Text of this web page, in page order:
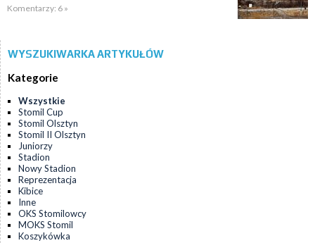
Komentarzy: 6 »
WYSZUKIWARKA ARTYKUŁÓW
Kategorie
Wszystkie
Stomil Cup
Stomil Olsztyn
Stomil II Olsztyn
Juniorzy
Stadion
Nowy Stadion
Reprezentacja
Kibice
Inne
OKS Stomilowcy
MOKS Stomil
Koszykówka